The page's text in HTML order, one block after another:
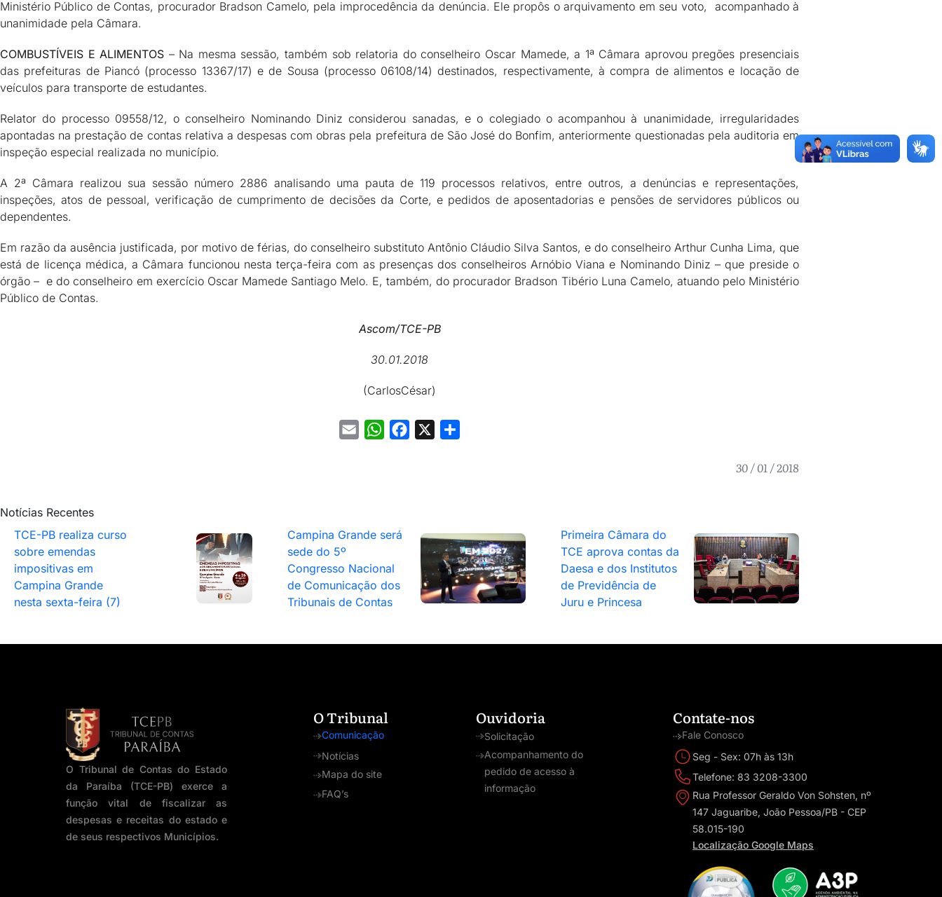
Ministério Público de Contas, procurador Bradson Camelo, pela improcedência da denúncia. Ele propôs o arquivamento em seu voto, acompanhado à
unanimidade pela Câmara.
COMBUSTÍVEIS E ALIMENTOS – Na mesma sessão, também sob relatoria do conselheiro Oscar Mamede, a 1ª Câmara aprovou pregões presenciais
das prefeituras de Piancó (processo 13367/17) e de Sousa (processo 06108/14) destinados, respectivamente, à compra de alimentos e locação de
veículos para transporte de estudantes.
Relator do processo 09558/12, o conselheiro Nominando Diniz considerou sanadas, e o colegiado o acompanhou à unanimidade, irregularidades
apontadas na prestação de contas relativa a despesas com obras pela prefeitura de São José do Bonfim, anteriormente questionadas pela auditoria em
inspeção especial realizada no município.
A 2ª Câmara realizou sua sessão número 2886 analisando uma pauta de 119 processos relativos, entre outros, a denúncias e representações,
inspeções, atos de pessoal, verificação de cumprimento de decisões da Corte, e pedidos de aposentadorias e pensões de servidores públicos ou
dependentes.
Em razão da ausência justificada, por motivo de férias, do conselheiro substituto Antônio Cláudio Silva Santos, e do conselheiro Arthur Cunha Lima, que
está de licença médica, a Câmara funcionou nesta terça-feira com as presenças dos conselheiros Arnóbio Viana e Nominando Diniz – que preside o
órgão – e do conselheiro em exercício Oscar Mamede Santiago Melo. E, também, do procurador Bradson Tibério Luna Camelo, atuando pelo Ministério
Público de Contas.
Ascom/TCE-PB
30.01.2018
(CarlosCésar)
Email WhatsAppFacebook
30 / 01 / 2018
Notícias Recentes
TCE-PB realiza curso
sobre emendas
impositivas em
Campina Grande
nesta sexta-feira (7)
Campina Grande será
sede do 5º
Congresso Nacional
de Comunicação dos
Tribunais de Contas
Primeira Câmara do
TCE aprova contas da
Daesa e dos Institutos
de Previdência de
Juru e Princesa
O Tribunal de Contas do Estado
da Paraíba (TCE-PB) exerce a
função vital de fiscalizar as
despesas e receitas do estado e
de seus respectivos Municípios.
O Tribunal
Comunicação
Notícias
Mapa do site
FAQ’s
Ouvidoria
Solicitação
Acompanhamento do
pedido de acesso à
informação
Contate-nos
Fale Conosco
Seg - Sex: 07h às 13h
Telefone: 83 3208-3300
Rua Professor Geraldo Von Sohsten, nº
147 Jaguaribe, João Pessoa/PB - CEP
58.015-190
Localização Google Maps